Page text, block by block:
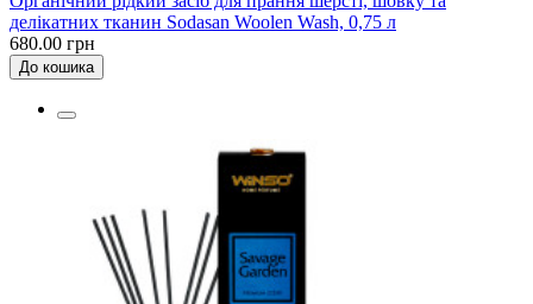
делікатних тканин Sodasan Woolen Wash, 0,75 л
680.00 грн
До кошика